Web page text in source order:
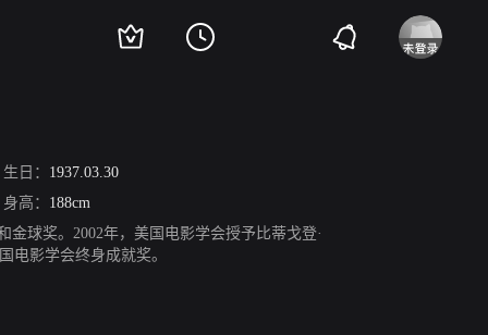
生日： 1937.03.30
身高： 188cm
球奖。2002年，美国电影学会授予比蒂戈登·
电影学会终身成就奖。